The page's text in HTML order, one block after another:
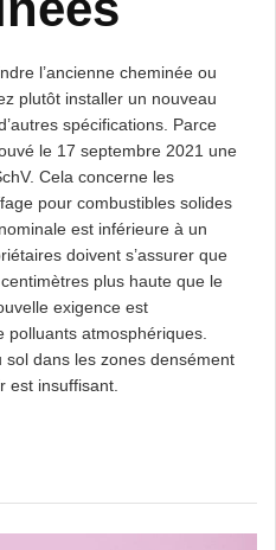
l’ancienne cheminée ou
plutôt installer un nouveau
spécifications. Parce
le 17 septembre 2021 une
Cela concerne les
pour combustibles solides
est inférieure à un
doivent s’assurer que
plus haute que le
exigence est
polluants atmosphériques.
sol dans les zones densément
est insuffisant.